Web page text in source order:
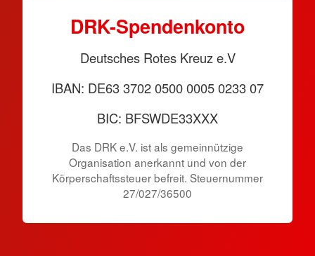
DRK-Spendenkonto
Deutsches Rotes Kreuz e.V
IBAN: DE63 3702 0500 0005 0233 07
BIC: BFSWDE33XXX
Das DRK e.V. ist als gemeinnützige
Organisation anerkannt und von der
Körperschaftssteuer befreit. Steuernummer
27/027/36500